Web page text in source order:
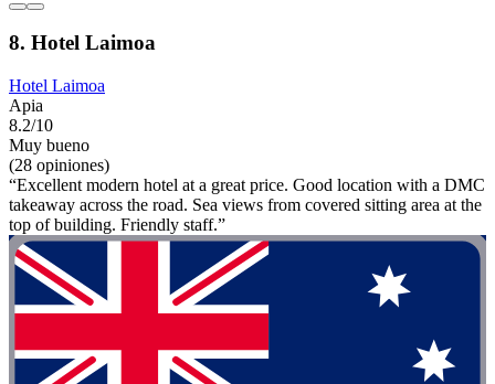
8. Hotel Laimoa
Hotel Laimoa
Apia
8.2/10
Muy bueno
(28 opiniones)
“Excellent modern hotel at a great price. Good location with a DMC
takeaway across the road. Sea views from covered sitting area at the
top of building. Friendly staff.”